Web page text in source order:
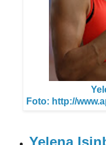
Foto: http://
Yelena